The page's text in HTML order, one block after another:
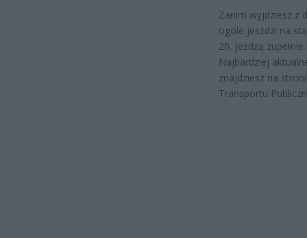
Zanim wyjdziesz z
ogóle jesździ na
20, jeżdżą
Najbardziej
znajdziesz na
Transportu